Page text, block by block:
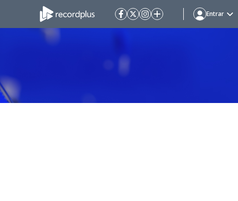
Entrar